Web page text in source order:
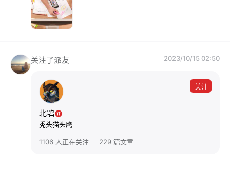
关注了派友 2023/10/15 02:50
关注
北鸮
秃头猫头鹰
1106 人正在关注 229 篇文章